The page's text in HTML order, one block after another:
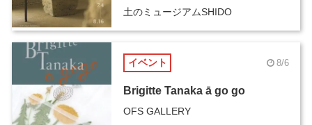
土のミュージアムSHIDO
イベント 8/6
Brigitte Tanaka ā go go
OFS GALLERY